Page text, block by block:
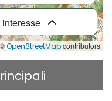
OpenStreetMapcontributors